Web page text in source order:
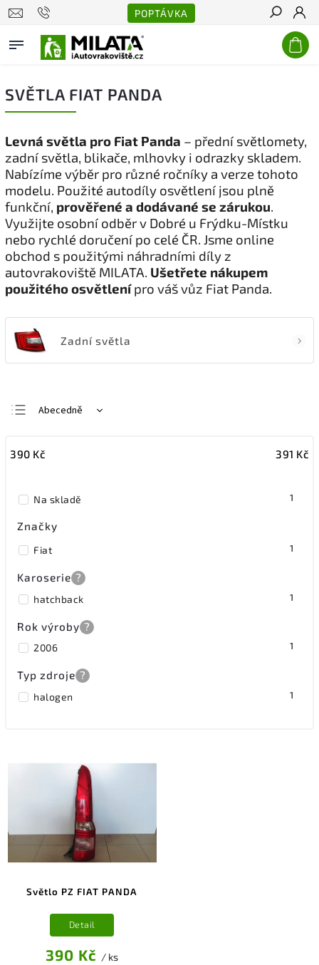
POPTÁVKA
Hledat
SVĚTLA FIAT PANDA
Levná světla pro Fiat Panda – přední světlomety,
zadní světla, blikače, mlhovky i odrazky skladem.
Nabízíme výběr pro různé ročníky a verze tohoto
modelu. Použité autodíly osvětlení jsou plně
funkční, prověřené a dodávané se zárukou.
Využijte osobní odběr v Dobré u Frýdku-Místku
nebo rychlé doručení po celé ČR. Jsme online
obchod s použitými náhradními díly z
autovrakoviště MILATA. Ušetřete nákupem
použitého osvětlenípro váš vůz Fiat Panda.
Zadní světla
Abecedně
Nejdražší
390 Kč 391 Kč
Na skladě 1
Značky
Fiat 1
Karoserie ?
hatchback 1
Rok výroby ?
2006 1
Typ zdroje ?
halogen 1
Světlo PZ FIAT PANDA
390 Kč / ks
Detail